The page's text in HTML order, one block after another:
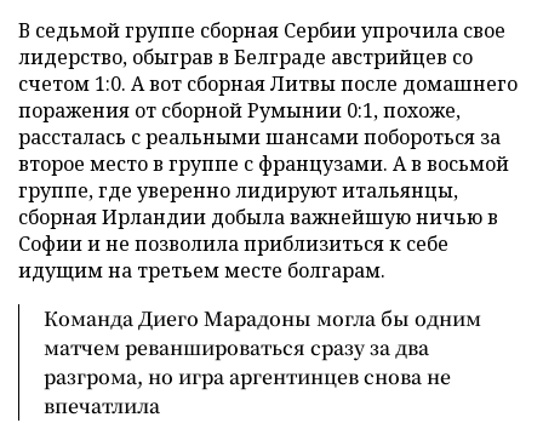
В седьмой группе сборная Сербии упрочила свое
лидерство, обыграв в Белграде австрийцев со
счетом 1:0. А вот сборная Литвы после домашнего
поражения от сборной Румынии 0:1, похоже,
рассталась с реальными шансами побороться за
второе место в группе с французами. А в восьмой
группе, где уверенно лидируют итальянцы,
сборная Ирландии добыла важнейшую ничью в
Софии и не позволила приблизиться к себе
идущим на третьем месте болгарам.
Команда Диего Марадоны могла бы одним
матчем реваншироваться сразу за два
разгрома, но игра аргентинцев снова не
впечатлила